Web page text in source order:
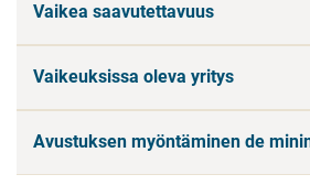
Vaikea saavutettavuus
Vaikeuksissa oleva yritys
Avustuksen myöntäminen de